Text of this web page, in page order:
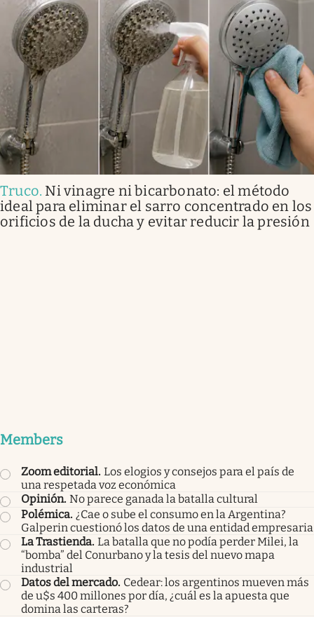
Truco. Ni vinagre ni bicarbonato: el método
ideal para eliminar el sarro concentrado en los
orificios de la ducha y evitar reducir la presión
Members
Zoom editorial. Los elogios y consejos para el país de
una respetada voz económica
Opinión. No parece ganada la batalla cultural
Polémica. ¿Cae o sube el consumo en la Argentina?
Galperin cuestionó los datos de una entidad empresaria
La Trastienda. La batalla que no podía perder Milei, la
“bomba” del Conurbano y la tesis del nuevo mapa
industrial
Datos del mercado. Cedear: los argentinos mueven más
de u$s 400 millones por día, ¿cuál es la apuesta que
domina las carteras?